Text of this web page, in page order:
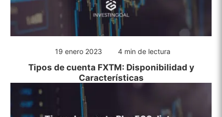
19 enero 2023 4 min de lectura
Tipos de cuenta FXTM: Disponibilidad y
Características